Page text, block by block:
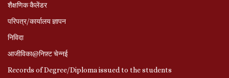
शैक्षणिक कैलेंडर
परिपत्र/कार्यालय ज्ञापन
निविदा
आजीविका@निफ़्ट चेन्नई
Records of Degree/Diploma issued to the students